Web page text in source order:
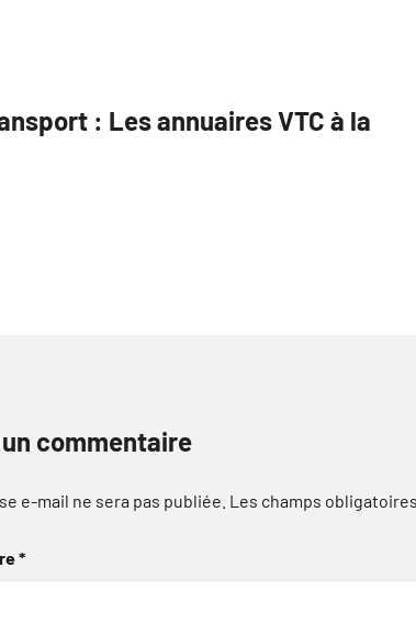
: Les annuaires VTC à la
commentaire
e-mail ne sera pas publiée. Les champs
*